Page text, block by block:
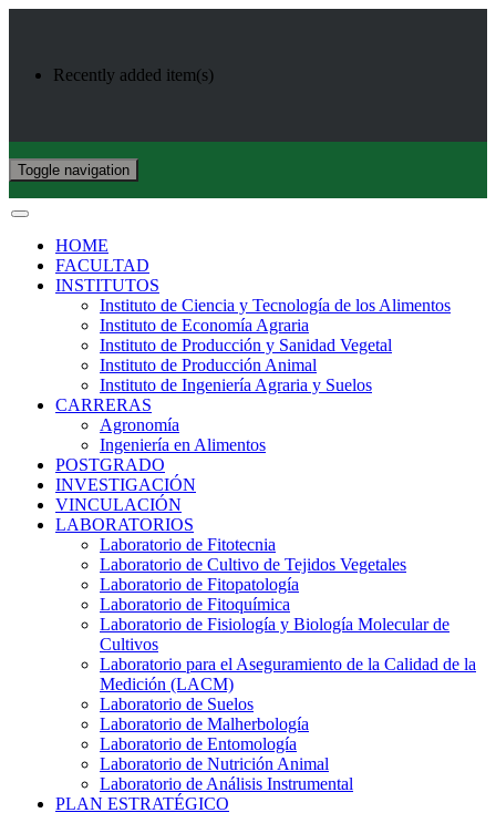
Recently added item(s)
Toggle navigation
HOME
FACULTAD
INSTITUTOS
Instituto de Ciencia y Tecnología de los Alimentos
Instituto de Economía Agraria
Instituto de Producción y Sanidad Vegetal
Instituto de Producción Animal
Instituto de Ingeniería Agraria y Suelos
CARRERAS
Agronomía
Ingeniería en Alimentos
POSTGRADO
INVESTIGACIÓN
VINCULACIÓN
LABORATORIOS
Laboratorio de Fitotecnia
Laboratorio de Cultivo de Tejidos Vegetales
Laboratorio de Fitopatología
Laboratorio de Fitoquímica
Laboratorio de Fisiología y Biología Molecular de
Cultivos
Laboratorio para el Aseguramiento de la Calidad de la
Medición (LACM)
Laboratorio de Suelos
Laboratorio de Malherbología
Laboratorio de Entomología
Laboratorio de Nutrición Animal
Laboratorio de Análisis Instrumental
PLAN ESTRATÉGICO